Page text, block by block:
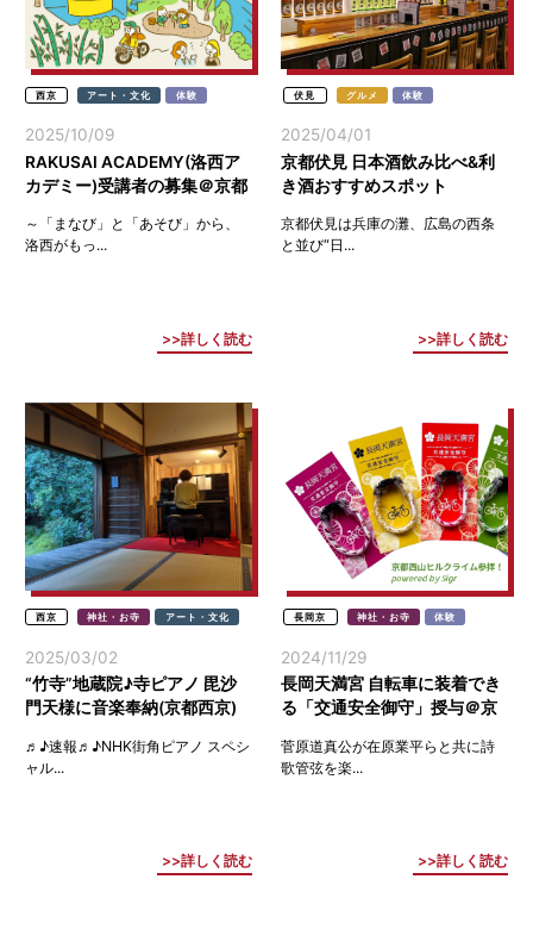
西京 アート・文化 体験
2025/10/09
RAKUSAI ACADEMY(洛西ア
カデミー)受講者の募集＠京都
～「まなび」と「あそび」から、
洛西がもっ...
詳しく読む
伏見 グルメ 体験
2025/04/01
京都伏見 日本酒飲み比べ&利
き酒おすすめスポット
京都伏見は兵庫の灘、広島の西条
と並び“日...
詳しく読む
西京 神社・お寺 アート・文化
2025/03/02
“竹寺”地蔵院♪寺ピアノ 毘沙
門天様に音楽奉納(京都西京)
♬♪速報♬♪NHK街角ピアノ スペシ
ャル...
詳しく読む
長岡京 神社・お寺 体験
2024/11/29
長岡天満宮 自転車に装着でき
る「交通安全御守」授与＠京
菅原道真公が在原業平らと共に詩
歌管弦を楽...
詳しく読む